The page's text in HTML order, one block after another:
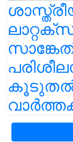
കൂടുതൽ